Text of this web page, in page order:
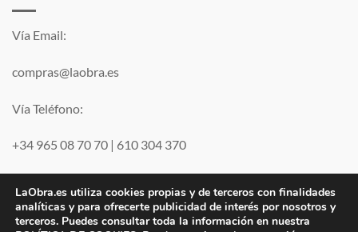
Vía Email:
compras@laobra.es
Vía Teléfono:
+34 965 08 70 70 | 610 304 370
LaObra.es utiliza cookies propias y de terceros con finalidades
analíticas y para ofrecerte publicidad de interés por nosotros y
terceros. Puedes consultar toda la información en nuestra